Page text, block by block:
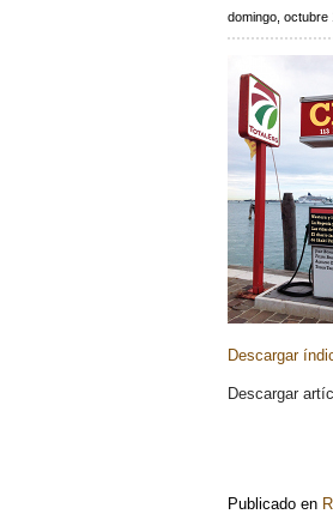
domingo, octubre
Descargar
Descargar
Publicado en